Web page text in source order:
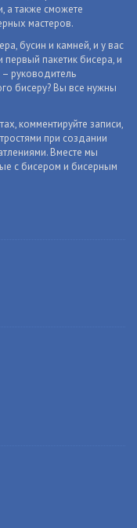
а также сможете
мастеров.
бусин и камней, и у вас
пакетик бисера, и
– руководитель
бисеру? Вы все нужны
комментируйте записи,
при создании
Вместе мы
с бисером и бисерным